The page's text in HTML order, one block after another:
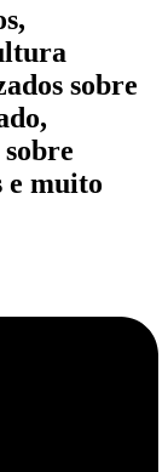
sobre
e muito